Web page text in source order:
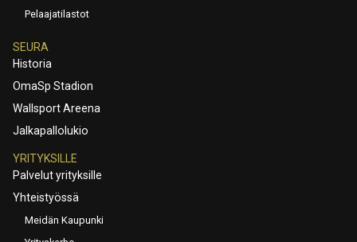
Pelaajatilastot
SEURA
Historia
OmaSp Stadion
Wallsport Areena
Jalkapallolukio
YRITYKSILLE
Palvelut yrityksille
Yhteistyössä
Meidän Kaupunki